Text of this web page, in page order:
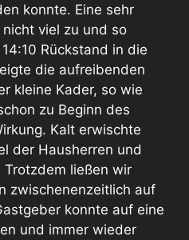
konnte. Eine sehr
viel zu und so
Rückstand in die
die aufreibenden
kleine Kader, so wie
zu Beginn des
Kalt erwischte
der Hausherren und
Trotzdem ließen wir
zwischenenzeitlich auf
konnte auf eine
und immer wieder